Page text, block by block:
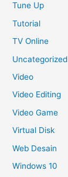
Tune Up
Tutorial
TV Online
Uncategorized
Video
Video Editing
Video Game
Virtual Disk
Web Desain
Windows 10